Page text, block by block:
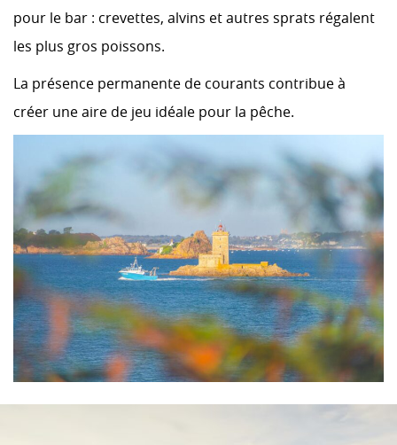
pour le bar : crevettes, alvins et autres sprats régalent
les plus gros poissons.
La présence permanente de courants contribue à
créer une aire de jeu idéale pour la pêche.